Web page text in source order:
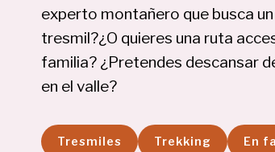
experto montañero que busca
tresmil?¿O quieres una ruta
familia? ¿Pretendes descansar
en el valle?
Tresmiles Trekking En